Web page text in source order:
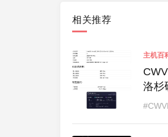
相关推荐
主机百
洛杉